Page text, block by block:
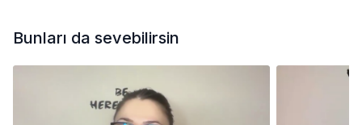
Bunları da sevebilirsin